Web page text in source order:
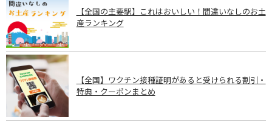
【全国の主要駅】これはおいしい！間違いなしのお土
産ランキング
【全国】ワクチン接種証明があると受けられる割引・
特典・クーポンまとめ